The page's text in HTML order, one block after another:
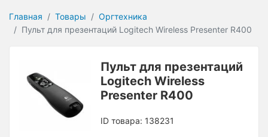
Главная Товары
Оргтехника
Пульт для презентаций Logitech Wireless Presenter R400
Пульт для презентаций
Logitech Wireless
Presenter R400
ID товара: 138231